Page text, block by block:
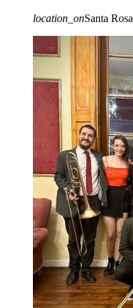
location_onSanta Rosa